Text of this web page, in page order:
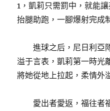
1，凱莉只需罰中，就能
抬腿助跑，一腳爆射完成
進球之后，尼日利亞
溢于言表，凱莉第一時光
將她從地上拉起，柔情外
愛出者愛返，福往者